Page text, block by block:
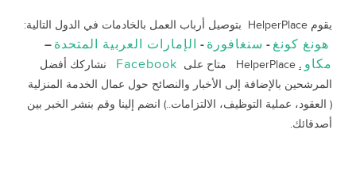
يقوم HelperPlace بتوصيل أرباب العمل بالخادمات في الدول التالية:
هونغ كونغ - سنغافورة - الإمارات العربية المتحدة –
مكاو .
Facebook
نشاركك أفضل
المرشحين بالإضافة إلى الأخبار والنصائح حول عمال الخدمة المنزلية
( العقود، عملية التوظيف، الالتزامات..) انضم إلينا وقم بنشر الخبر بين
أصدقائك.